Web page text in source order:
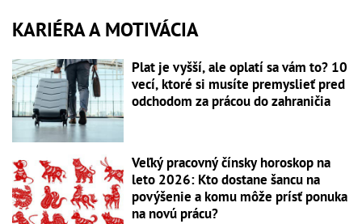
KARIÉRA A MOTIVÁCIA
Plat je vyšší, ale oplatí sa vám to? 10
vecí, ktoré si musíte premyslieť pred
odchodom za prácou do zahraničia
Veľký pracovný čínsky horoskop na
leto 2026: Kto dostane šancu na
povýšenie a komu môže prísť ponuka
na novú prácu?